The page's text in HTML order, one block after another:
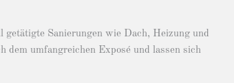
getätigte Sanierungen wie Dach, Heizung und
dem umfangreichen Exposé und lassen sich